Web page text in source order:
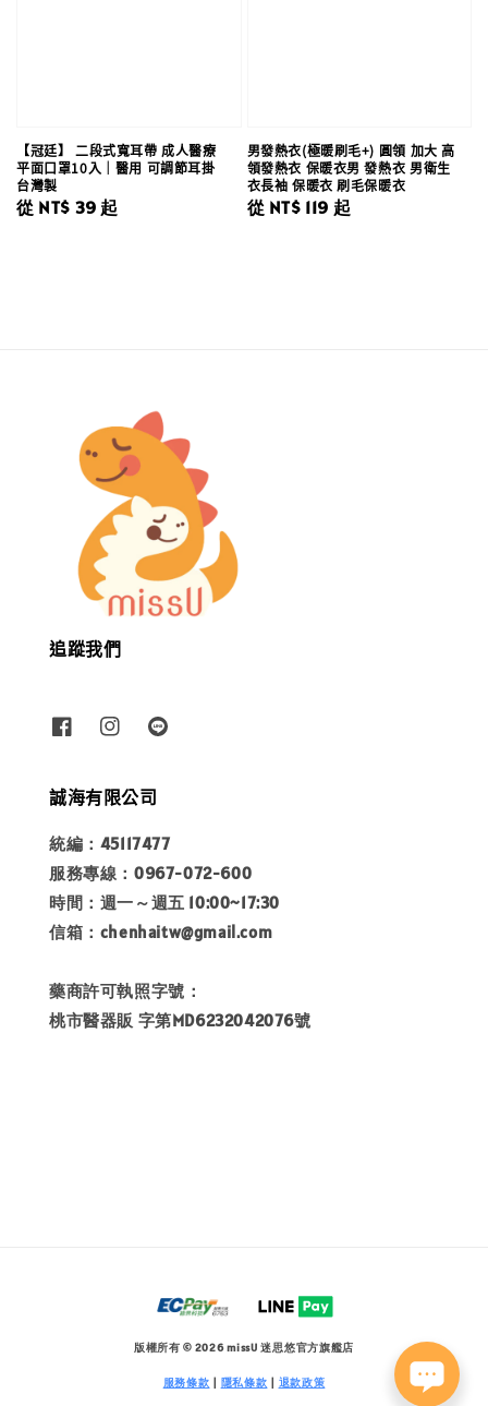
【冠廷】 二段式寬耳帶 成人醫療
平面口罩10入｜醫用 可調節耳掛
台灣製
Regular
從 NT$ 39 起
男發熱衣(極暖刷毛+) 圓領 加大 高
領發熱衣 保暖衣男 發熱衣 男衛生
衣長袖 保暖衣 刷毛保暖衣
Regular
從 NT$ 119 起
追蹤我們
誠海有限公司
統編：45117477
服務專線：0967-072-600
時間：週一～週五 10:00~17:30
信箱：chenhaitw@gmail.com
藥商許可執照字號：
桃市醫器販 字第MD6232042076號
版權所有 © 2026 missU 迷思悠官方旗艦店
服務條款 | 隱私條款 | 退款政策